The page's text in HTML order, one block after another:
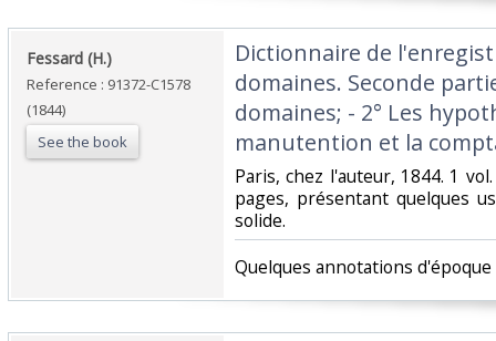
‎Fessard (H.)‎
Reference : 91372-C1578
(1844)
See the book
‎Dictionnaire de
domaines. Seconde
domaines; - 2° Les
manutention et la
‎Paris, chez l'auteur, 1844. 1
pages, présentant quelques
solide. ‎
‎Quelques annotations